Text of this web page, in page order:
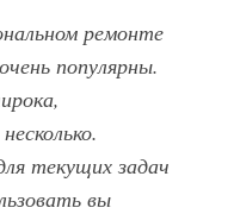
ремонте
популярны.
текущих задач
вы